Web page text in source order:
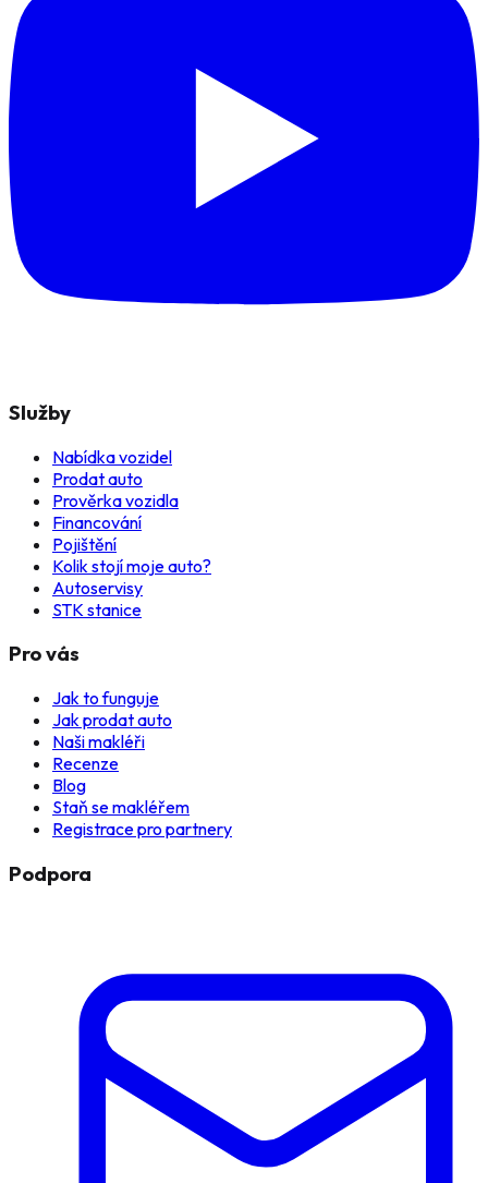
Služby
Nabídka vozidel
Prodat auto
Prověrka vozidla
Financování
Pojištění
Kolik stojí moje auto?
Autoservisy
STK stanice
Pro vás
Jak to funguje
Jak prodat auto
Naši makléři
Recenze
Blog
Staň se makléřem
Registrace pro partnery
Podpora